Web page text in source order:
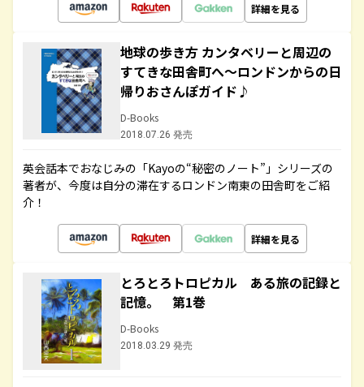
詳細を見る
地球の歩き方 カンタベリーと周辺の
すてきな田舎町へ～ロンドンからの日
帰りおさんぽガイド♪
D-Books
2018.07.26 発売
英会話本でおなじみの「Kayoの“秘密のノート”」シリーズの
著者が、今度は自分の滞在するロンドン南東の田舎町をご紹
介！
詳細を見る
とろとろトロピカル ある旅の記録と
記憶。 第1巻
D-Books
2018.03.29 発売